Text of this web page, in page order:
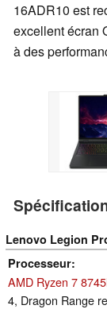
16ADR10 est
excellent écran
à des
Lenovo Legion
Processeur
AMD Ryzen 7
4, Dragon Range